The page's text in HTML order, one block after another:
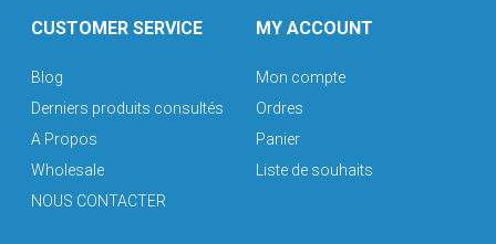
CUSTOMER SERVICE
Blog
Derniers produits consultés
A Propos
Wholesale
NOUS CONTACTER
MY ACCOUNT
Mon compte
Ordres
Panier
Liste de souhaits